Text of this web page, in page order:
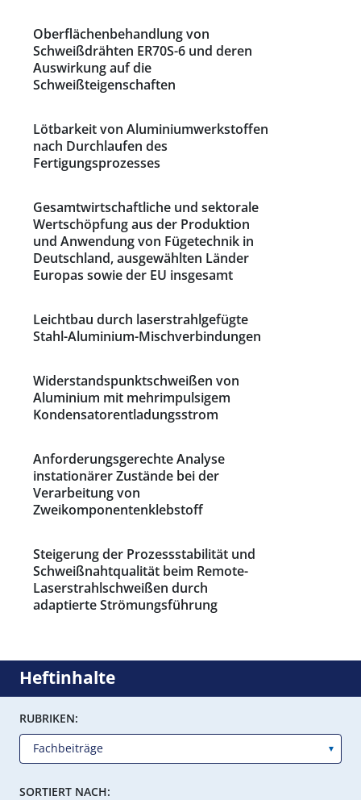
Oberflächenbehandlung von
Schweißdrähten ER70S-6 und deren
Auswirkung auf die
Schweißteigenschaften
Lötbarkeit von Aluminiumwerkstoffen
nach Durchlaufen des
Fertigungsprozesses
Gesamtwirtschaftliche und sektorale
Wertschöpfung aus der Produktion
und Anwendung von Fügetechnik in
Deutschland, ausgewählten Länder
Europas sowie der EU insgesamt
Leichtbau durch laserstrahlgefügte
Stahl-Aluminium-Mischverbindungen
Widerstandspunktschweißen von
Aluminium mit mehrimpulsigem
Kondensatorentladungsstrom
Anforderungsgerechte Analyse
instationärer Zustände bei der
Verarbeitung von
Zweikomponentenklebstoff
Steigerung der Prozessstabilität und
Schweißnahtqualität beim Remote-
Laserstrahlschweißen durch
adaptierte Strömungsführung
Heftinhalte
RUBRIKEN:
SORTIERT NACH: